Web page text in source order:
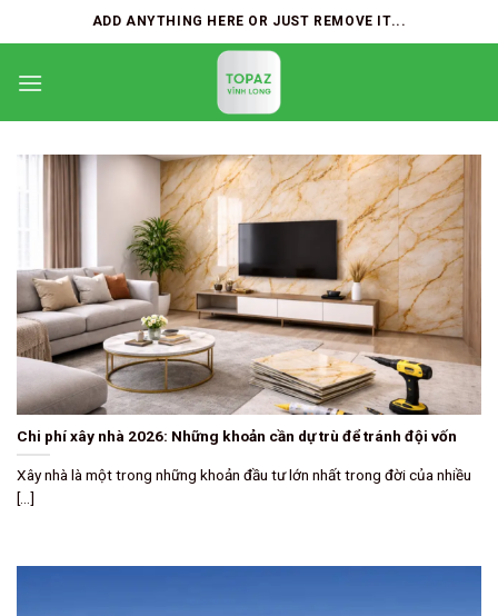
to
ADD ANYTHING HERE OR JUST REMOVE IT...
Chi phí xây nhà 2026: Những khoản cần dự trù để tránh đội vốn
Xây nhà là một trong những khoản đầu tư lớn nhất trong đời của nhiều
[...]